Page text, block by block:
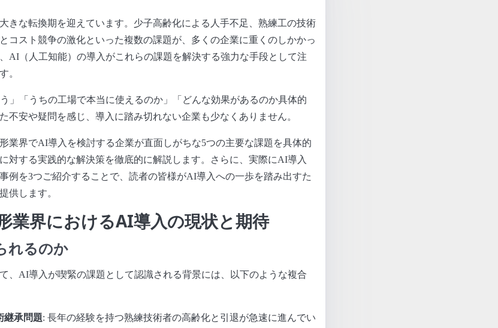
きな転換期を迎えています。少子高齢化による人手不足、熟練工の技術
コスト競争の激化といった複数の課題が、多くの企業に重くのしかかっ
AI（人工知能）の導入がこれらの課題を解決する強力な手段として注
。
」「うちの工場で本当に使えるのか」「どんな効果があるのか具体的
不安や疑問を感じ、導入に踏み切れない企業も少なくありません。
業界でAI導入を検討する企業が直面しがちな5つの主要な課題を具体的
対する実践的な解決策を徹底的に解説します。さらに、実際にAI導入
例を3つご紹介することで、読者の皆様がAI導入への一歩を踏み出すた
供します。
業界におけるAI導入の現状と期待
れるのか
、AI導入が喫緊の課題として認識される背景には、以下のような複合
継承問題: 長年の経験を持つ熟練技術者の高齢化と引退が急速に進んでい